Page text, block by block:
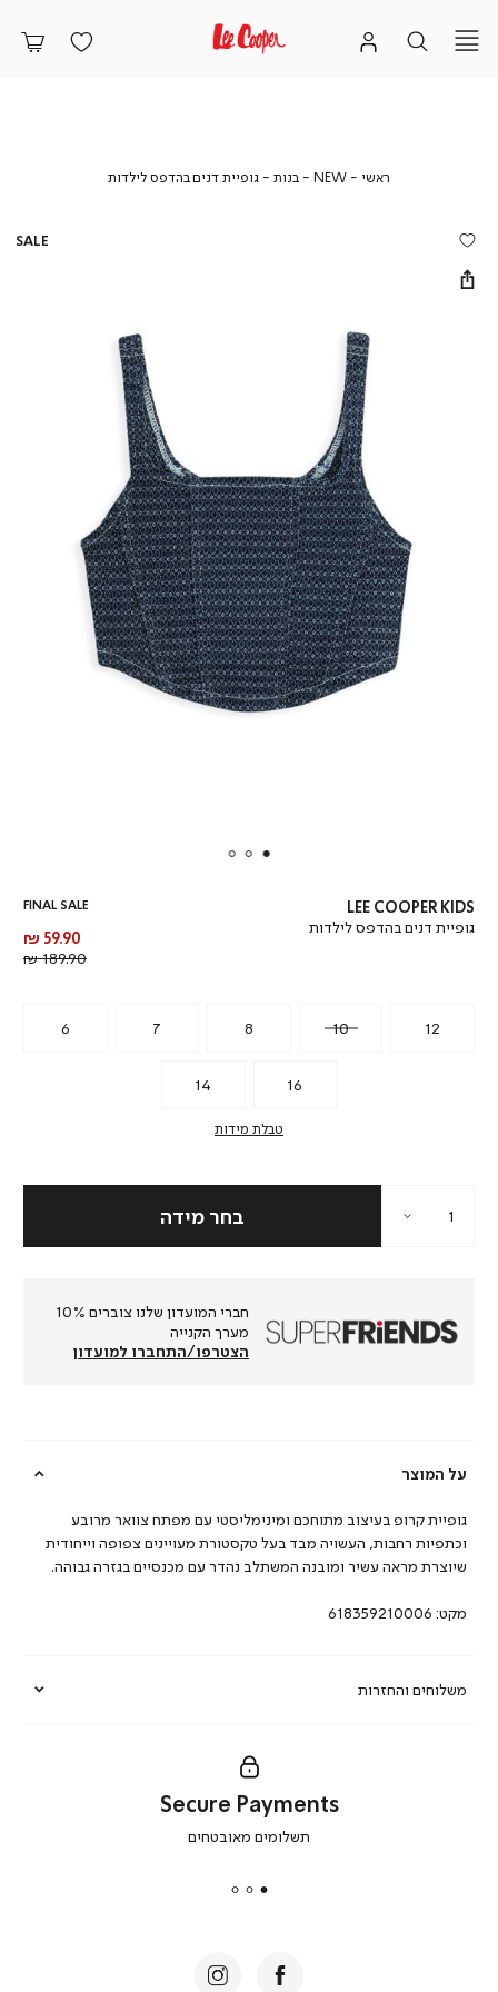
ראשי ראשי
NEW
NEW
בנות בנותגופיית דנים בהדפס לילדותגופיית
LEE COOPER KIDS
גופיית דנים בהדפס לילדות
FINAL SALE
מחיר
מוצר
59.90 ₪
189.90 ₪
6 7 8 10 12
14 16
טבלת מידות
חברי המועדון שלנו צוברים 10%
מערך הקנייה
הצטרפו/התחברו למועדון
על המוצר
משלוחים והחזרות
גופיית קרופ בעיצוב מתוחכם ומינימליסטי עם מפתח צוואר מרובע
וכתפיות רחבות, העשויה מבד בעל טקסטורת מעויינים צפופה וייחודית
שיוצרת מראה עשיר ומובנה המשתלב נהדר עם מכנסיים בגזרה גבוהה.
מקט: 618359210006
secure
|
Secure Payments
תשלומים מאובטחים
SALE